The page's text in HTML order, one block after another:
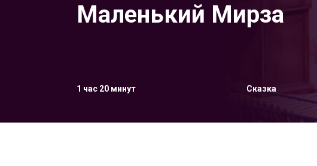
Маленький Мирза
1 час 20 минут Сказка